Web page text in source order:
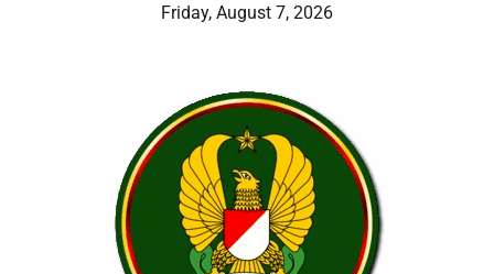
Friday, August 7, 2026